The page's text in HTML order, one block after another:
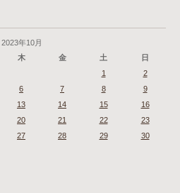
2023年10月
木 金 土
日
1
2
6 7 8
9
13 14 15
16
20 21 22
23
27 28 29 30